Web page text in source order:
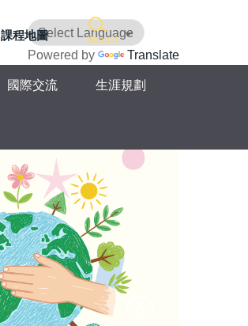
Search
Powered by Translate
課程地圖
國際交流 生涯規劃